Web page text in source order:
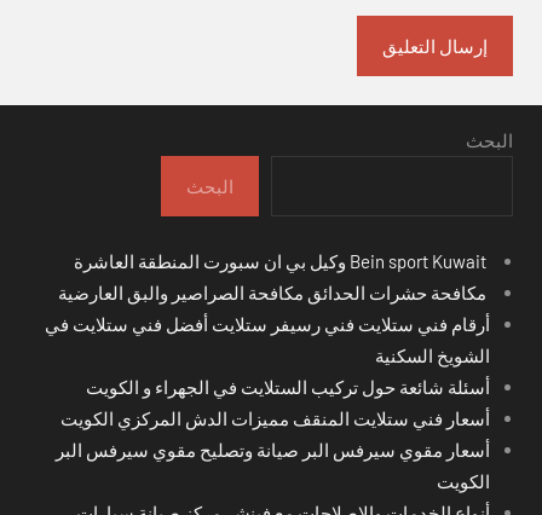
البحث
البحث
مكافحة حشرات الحدائق مكافحة الصراصير والبق العارضية
أرقام فني ستلايت فني رسيفر ستلايت أفضل فني ستلايت في
الشويخ السكنية
أسئلة شائعة حول تركيب الستلايت في الجهراء و الكويت
أسعار فني ستلايت المنقف مميزات الدش المركزي الكويت
أسعار مقوي سيرفس البر صيانة وتصليح مقوي سيرفس البر
الكويت